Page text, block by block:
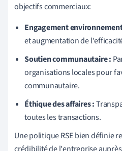
objectifs commerciaux:
Engagement
et augmentation de
Soutien communautaire :
organisations locales pour
communautaire.
Éthique des affaires :
toutes les transactions.
Une politique RSE bien définie
crédibilité de l'entreprise